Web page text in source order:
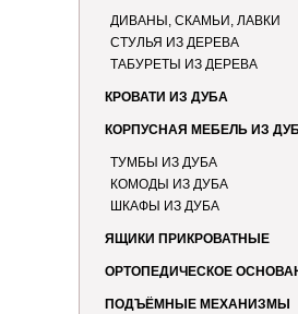
ДИВАНЫ, СКАМЬИ, ЛАВКИ
СТУЛЬЯ ИЗ ДЕРЕВА
ТАБУРЕТЫ ИЗ ДЕРЕВА
КРОВАТИ ИЗ ДУБА
КОРПУСНАЯ МЕБЕЛЬ ИЗ
ТУМБЫ ИЗ ДУБА
КОМОДЫ ИЗ ДУБА
ШКАФЫ ИЗ ДУБА
ЯЩИКИ ПРИКРОВАТНЫЕ
ОРТОПЕДИЧЕСКОЕ
ПОДЪЁМНЫЕ МЕХАНИЗМЫ